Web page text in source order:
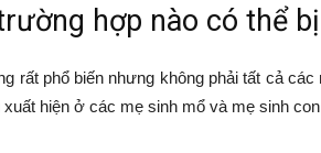
hợp nào có thể
rất phổ biến nhưng không phải tất cả
hiện ở các mẹ sinh mổ và mẹ sinh con